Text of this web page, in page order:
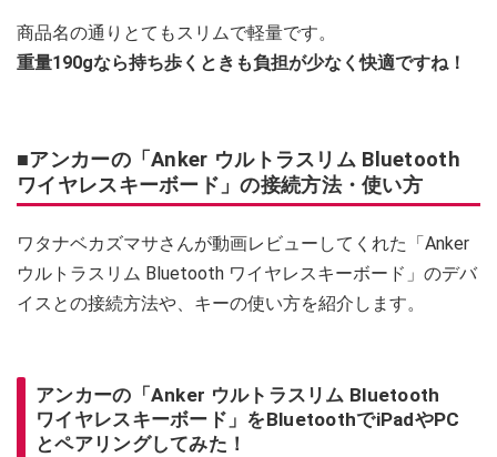
商品名の通りとてもスリムで軽量です。
重量190gなら持ち歩くときも負担が少なく快適ですね！
■アンカーの「Anker ウルトラスリム Bluetooth
ワイヤレスキーボード」の接続方法・使い方
ワタナベカズマサさんが動画レビューしてくれた「Anker
ウルトラスリム Bluetooth ワイヤレスキーボード」のデバ
イスとの接続方法や、キーの使い方を紹介します。
アンカーの「Anker ウルトラスリム Bluetooth
ワイヤレスキーボード」をBluetoothでiPadやPC
とペアリングしてみた！